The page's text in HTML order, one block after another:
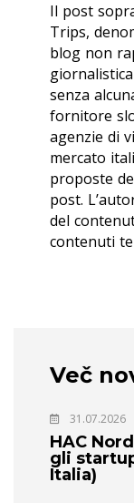
Il post
Trips,
blog non
senza
fornitore
agenzie di
mercato
proposte
post.
del
contenuti
Več
31.07.2026
HAC
gli
Italia)